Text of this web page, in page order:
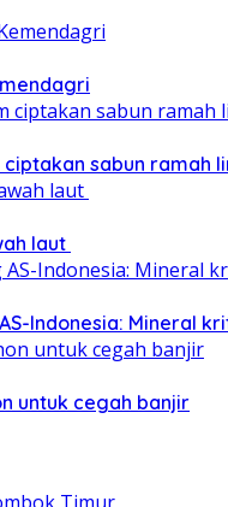
sabun ramah
laut
Indonesia: Mineral
untuk cegah banjir